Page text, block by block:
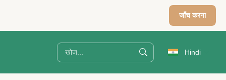
जाँच करना
Hindi